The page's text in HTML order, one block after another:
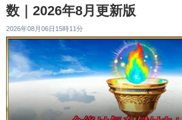
数｜2026年8月更新版
2026年08月06日15時11分